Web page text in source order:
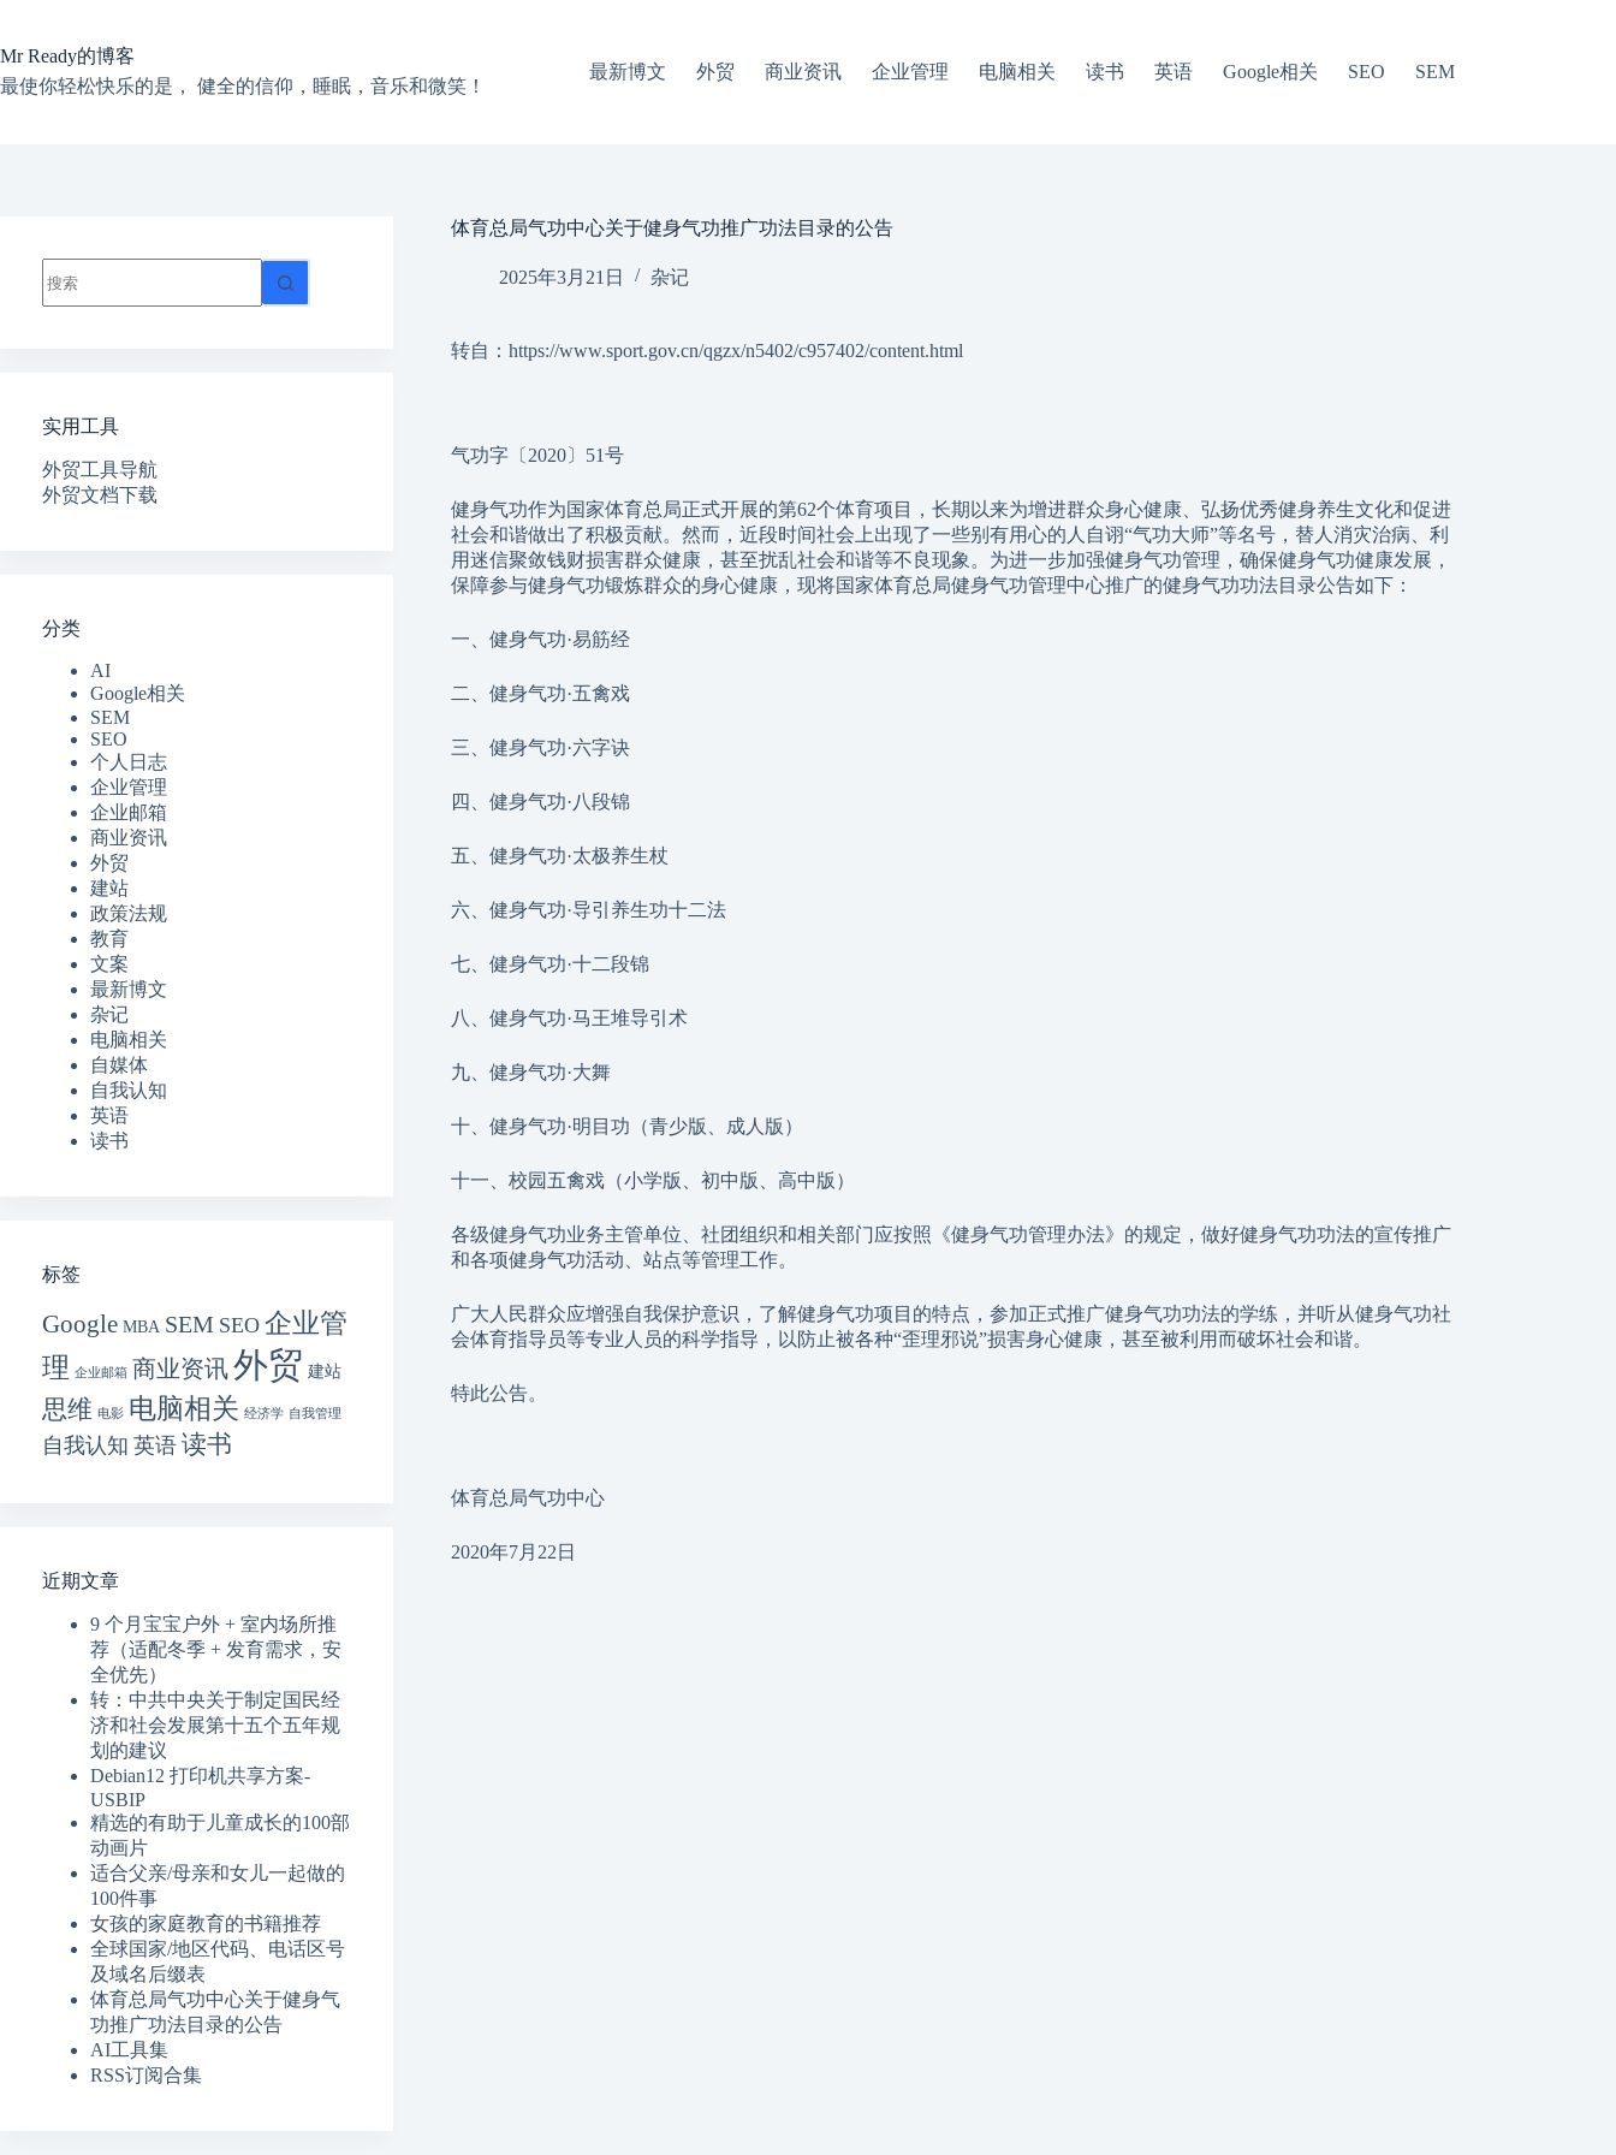
内
容
Mr Ready的博客
最使你轻松快乐的是， 健全的信仰，睡眠，音乐和微笑！
最新博文 外贸 商业资讯 企业管理 电脑相关 读书 英语 Google相关 SEO SEM
体育总局气功中心关于健身气功推广功法目录的公告
2025年3月21日 杂记
转自：https://www.sport.gov.cn/qgzx/n5402/c957402/content.html
气功字〔2020〕51号
健身气功作为国家体育总局正式开展的第62个体育项目，长期以来为增进群众身心健康、弘扬优秀健身养生文化和促进
社会和谐做出了积极贡献。然而，近段时间社会上出现了一些别有用心的人自诩“气功大师”等名号，替人消灾治病、利
用迷信聚敛钱财损害群众健康，甚至扰乱社会和谐等不良现象。为进一步加强健身气功管理，确保健身气功健康发展，
保障参与健身气功锻炼群众的身心健康，现将国家体育总局健身气功管理中心推广的健身气功功法目录公告如下：
一、健身气功·易筋经
二、健身气功·五禽戏
三、健身气功·六字诀
四、健身气功·八段锦
五、健身气功·太极养生杖
六、健身气功·导引养生功十二法
七、健身气功·十二段锦
八、健身气功·马王堆导引术
九、健身气功·大舞
十、健身气功·明目功（青少版、成人版）
十一、校园五禽戏（小学版、初中版、高中版）
各级健身气功业务主管单位、社团组织和相关部门应按照《健身气功管理办法》的规定，做好健身气功功法的宣传推广
和各项健身气功活动、站点等管理工作。
广大人民群众应增强自我保护意识，了解健身气功项目的特点，参加正式推广健身气功功法的学练，并听从健身气功社
会体育指导员等专业人员的科学指导，以防止被各种“歪理邪说”损害身心健康，甚至被利用而破坏社会和谐。
特此公告。
体育总局气功中心
2020年7月22日
结
实用工具
外贸工具导航
外贸文档下载
分类
AI
Google相关
SEM
SEO
个人日志
企业管理
企业邮箱
商业资讯
外贸
建站
政策法规
教育
文案
最新博文
杂记
电脑相关
自媒体
自我认知
英语
读书
标签
Google MBA SEM SEO 企业管
理 企业邮箱 商业资讯外贸 建站
思维 电影 电脑相关 经济学 自我管理
自我认知 英语 读书
近期文章
9 个月宝宝户外 + 室内场所推
荐（适配冬季 + 发育需求，安
全优先）
转：中共中央关于制定国民经
济和社会发展第十五个五年规
划的建议
Debian12 打印机共享方案-
USBIP
精选的有助于儿童成长的100部
动画片
适合父亲/母亲和女儿一起做的
100件事
女孩的家庭教育的书籍推荐
全球国家/地区代码、电话区号
及域名后缀表
体育总局气功中心关于健身气
功推广功法目录的公告
AI工具集
RSS订阅合集